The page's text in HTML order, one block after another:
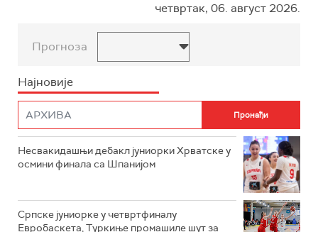
четвртак, 06. август 2026.
Прогноза
Најновије
Несвакидашњи дебакл јуниорки Хрватске у
осмини финала са Шпанијом
Српске јуниорке у четвртфиналу
Евробаскета, Туркиње промашиле шут за